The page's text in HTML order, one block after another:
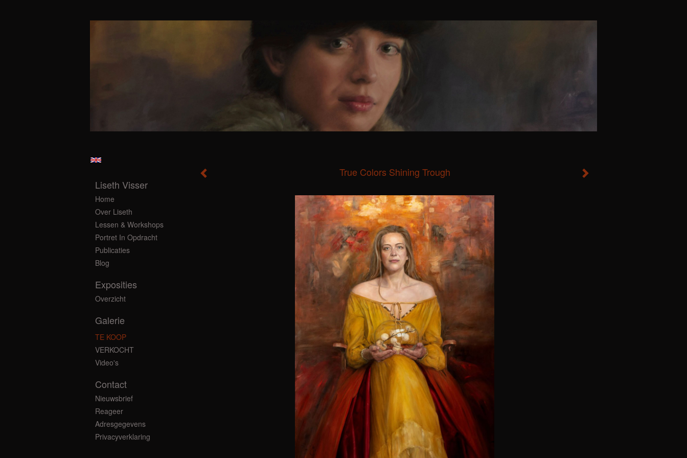
True Colors Shining Trough
Liseth Visser
Home
Over Liseth
Lessen & Workshops
Portret In Opdracht
Publicaties
Blog
Exposities
Overzicht
Galerie
TE KOOP
VERKOCHT
Video's
Contact
Nieuwsbrief
Reageer
Adresgegevens
Privacyverklaring